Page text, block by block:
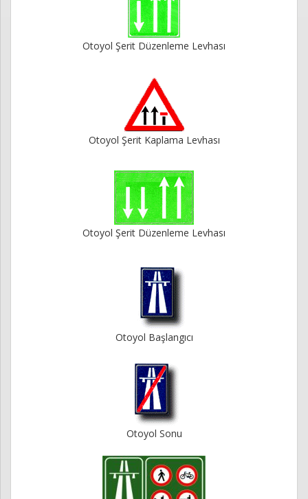
Otoyol Şerit Düzenleme Levhası
Otoyol Şerit Kaplama Levhası
Otoyol Şerit Düzenleme Levhası
Otoyol Başlangıcı
Otoyol Sonu